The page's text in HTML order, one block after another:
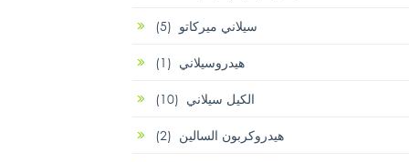
سيلاني ميركاتو (5)
هيدروسيلاني (1)
الكيل سيلاني (10)
هيدروكربون السالين (2)